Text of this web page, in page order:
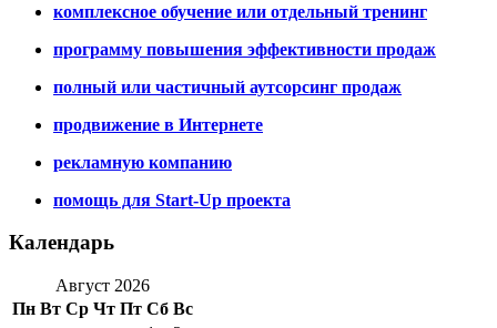
комплексное обучение или отдельный тренинг
программу повышения эффективности продаж
полный или частичный аутсорсинг продаж
продвижение в Интернете
рекламную компанию
помощь для Start-Up проекта
Календарь
Август 2026
Пн Вт Ср Чт Пт Сб Вс